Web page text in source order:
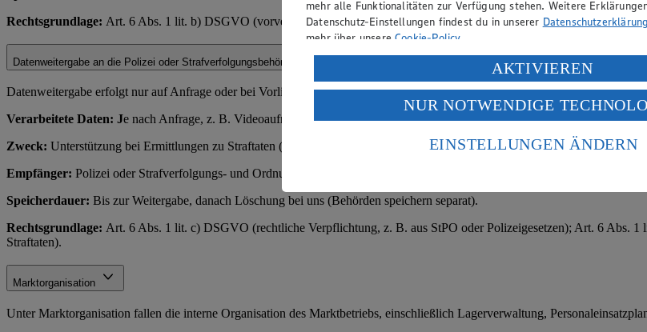
Rechtsgrundlage: Art. 6 Abs. 1 lit. b) DSGVO (vorvertragliche Maßnahmen); § 26 BDSG (Bewerbungsverfahren); bei
Datenweitergabe an die Polizei oder Strafverfolgungsbehörden
Datenweitergabe erfolgt nur auf Anfrage oder bei Vorliegen eines rechtlichen Grunds.
Verarbeitete Daten: Je nach Anfrage, z. B. Videoaufnahmen, Zahlungsdaten oder Kundendaten.
Zweck: Unterstützung bei Ermittlungen zu Straftaten (z. B. Diebstahl).
Empfänger: Polizei oder Strafverfolgungs- und Ordnungsbehörden.
Speicherdauer: Bis zur Weitergabe, danach Löschung bei uns (Behörden speichern separat).
Rechtsgrundlage: Art. 6 Abs. 1 lit. c) DSGVO (rechtliche Verpflichtung, z. B. aus StPO oder Polizeigesetzen); Art. 6 Abs.
Straftaten).
Marktorganisation
Unter Marktorganisation fallen die interne Organisation des Marktbetriebs, einschließlich Lagerverwaltung,
mehr alle Funktionalitäten zur Verfügung stehen. Weitere
Datenschutz-Einstellungen findest du in unserer Datenschutzerklärung
mehr über unsereCookie-Policy.
Verarbeitung deiner personenbezogenen Daten in den USA durch
Wenn du auf „Aktivieren“ klickst, willigst du im Sinne des Art. 49
ein, dass deine Daten in den USA verarbeitet werden. Der EuGH
einem nach europäischen Standards nicht angemessenen
Risiko eines Zugriffs durch US-amerikanische Behörden.
AKTIVIEREN
NUR NOTWENDIGE
EINSTELLUNGEN ÄNDERN